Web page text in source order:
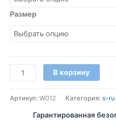
Размер
В корзину
Артикул: W012 Категория: s-ru
Гарантированная